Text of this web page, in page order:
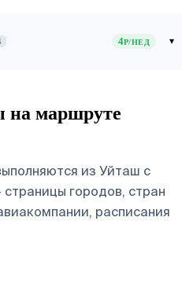
4Р/НЕД ▾
на маршруте
из Уйташ с
городов, стран
расписания